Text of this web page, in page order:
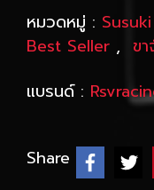
หมวดหมู่ : Susuki
Best Seller , ข
แบรนด์ :
Share